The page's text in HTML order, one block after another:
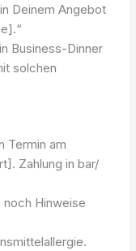
Deinem Angebot
Business-Dinner
solchen
Termin am
Zahlung in bar/
noch Hinweise